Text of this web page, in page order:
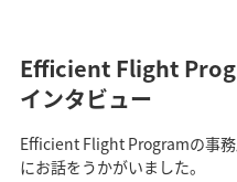
Efficient Flight
インタビュー
Efficient Flight Programの事
にお話をうかがいました。